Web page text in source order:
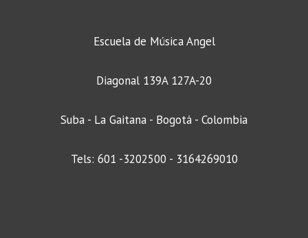
Escuela de Música Angel
Diagonal 139A 127A-20
Suba - La Gaitana - Bogotá - Colombia
Tels: 601 -3202500 - 3164269010